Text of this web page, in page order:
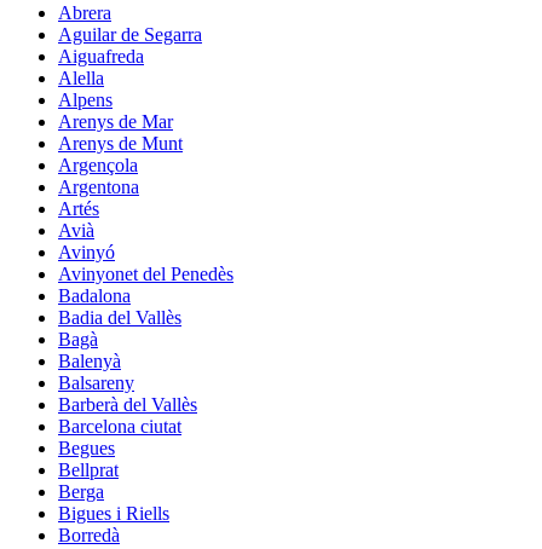
Abrera
Aguilar de Segarra
Aiguafreda
Alella
Alpens
Arenys de Mar
Arenys de Munt
Argençola
Argentona
Artés
Avià
Avinyó
Avinyonet del Penedès
Badalona
Badia del Vallès
Bagà
Balenyà
Balsareny
Barberà del Vallès
Barcelona ciutat
Begues
Bellprat
Berga
Bigues i Riells
Borredà